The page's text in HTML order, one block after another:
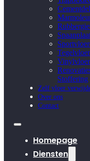
Stoffering
Zelf vloer
Over ons
Contact
Homepage
Diensten